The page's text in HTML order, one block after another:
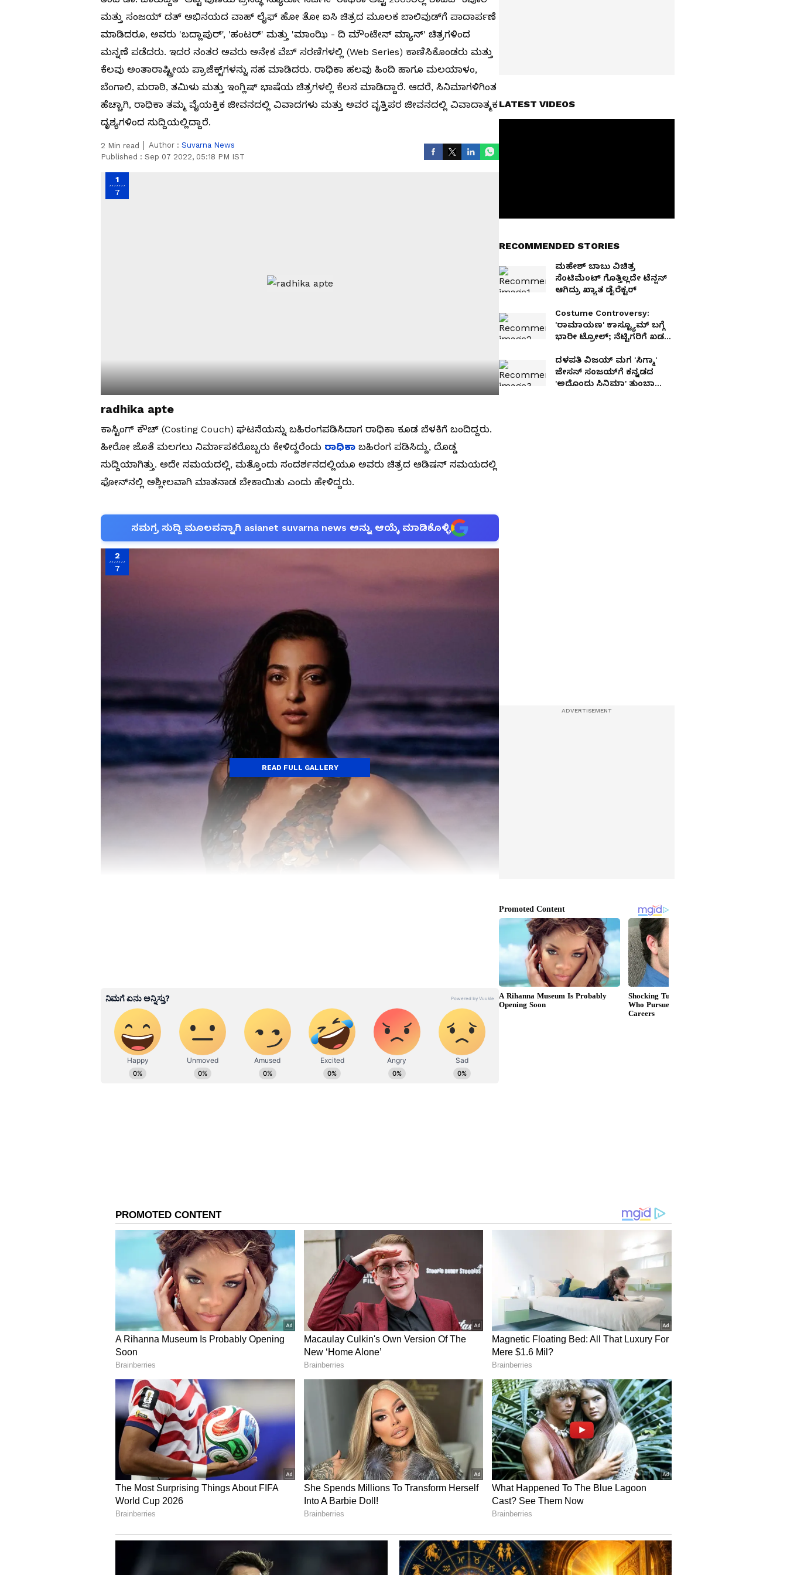
ಮತ್ತು ಸಂಜಯ್ ದತ್ ಅಭಿನಯದ ವಾಹ್ ಲೈಫ್ ಹೋ ತೋ ಐಸಿ ಚಿತ್ರದ ಮೂಲಕ ಬಾಲಿವುಡ್‌ಗೆ ಪಾದಾರ್ಪಣೆ
ಮಾಡಿದರೂ, ಅವರು 'ಬದ್ಲಾಪುರ್', 'ಹಂಟರ್' ಮತ್ತು 'ಮಾಂಝಿ - ದಿ ಮೌಂಟೇನ್ ಮ್ಯಾನ್' ಚಿತ್ರಗಳಿಂದ
ಮನ್ನಣೆ ಪಡೆದರು. ಇದರ ನಂತರ ಅವರು ಅನೇಕ ವೆಬ್ ಸರಣಿಗಳಲ್ಲಿ (Web Series) ಕಾಣಿಸಿಕೊಂಡರು ಮತ್ತು
ಕೆಲವು ಅಂತಾರಾಷ್ಟ್ರೀಯ ಪ್ರಾಜೆಕ್ಟ್‌ಗಳನ್ನು ಸಹ ಮಾಡಿದರು. ರಾಧಿಕಾ ಹಲವು ಹಿಂದಿ ಹಾಗೂ ಮಲಯಾಳಂ,
ಬೆಂಗಾಲಿ, ಮರಾಠಿ, ತಮಿಳು ಮತ್ತು ಇಂಗ್ಲಿಷ್ ಭಾಷೆಯ ಚಿತ್ರಗಳಲ್ಲಿ ಕೆಲಸ ಮಾಡಿದ್ದಾರೆ. ಆದರೆ, ಸಿನಿಮಾಗಳಿಗಿಂತ
ಹೆಚ್ಚಾಗಿ, ರಾಧಿಕಾ ತಮ್ಮ ವೈಯಕ್ತಿಕ ಜೀವನದಲ್ಲಿ ವಿವಾದಗಳು ಮತ್ತು ಅವರ ವೃತ್ತಿಪರ ಜೀವನದಲ್ಲಿ ವಿವಾದಾತ್ಮಕ
ದೃಶ್ಯಗಳಿಂದ ಸುದ್ದಿಯಲ್ಲಿದ್ದಾರೆ.
2 Min read Author : Suvarna News
Published : Sep 07 2022, 05:18 PM IST
1
7
radhika apte
ಕಾಸ್ಟಿಂಗ್ ಕೌಚ್ (Costing Couch) ಘಟನೆಯನ್ನು ಬಹಿರಂಗಪಡಿಸಿದಾಗ ರಾಧಿಕಾ ಕೂಡ ಬೆಳಕಿಗೆ ಬಂದಿದ್ದರು.
ಹೀರೋ ಜೊತೆ ಮಲಗಲು ನಿರ್ಮಾಪಕರೊಬ್ಬರು ಕೇಳಿದ್ದರೆಂದು ರಾಧಿಕಾ ಬಹಿರಂಗ ಪಡಿಸಿದ್ದು, ದೊಡ್ಡ
ಸುದ್ದಿಯಾಗಿತ್ತು. ಅದೇ ಸಮಯದಲ್ಲಿ, ಮತ್ತೊಂದು ಸಂದರ್ಶನದಲ್ಲಿಯೂ ಅವರು ಚಿತ್ರದ ಆಡಿಷನ್ ಸಮಯದಲ್ಲಿ
ಫೋನ್‌ನಲ್ಲಿ ಅಶ್ಲೀಲವಾಗಿ ಮಾತನಾಡ ಬೇಕಾಯಿತು ಎಂದು ಹೇಳಿದ್ದರು.
ಸಮಗ್ರ ಸುದ್ದಿ ಮೂಲವನ್ನಾಗಿ asianet suvarna news ಅನ್ನು ಆಯ್ಕೆ ಮಾಡಿಕೊಳ್ಳಿ
2
7
ಮತ್ತೊಂದು ಘಟನೆಯನ್ನು ಉಲ್ಲೇಖಿಸಿ, ರಾಧಿಕಾಅವರು ಚಿತ್ರೀಕರಣದ ಮೊದಲ ದಿನದ ಸೆಟ್‌ನಲ್ಲಿ ದಕ್ಷಿಣದ
ಪ್ರಸಿದ್ಧ ನಟರೊಬ್ಬರು ತಮ್ಮ ಪಾದಗಳನ್ನು ಮುದ್ದಿಸಿದ್ದಾರೆ ಎಂದು ಹೇಳಿದ್ದರು. ಈ ಕೃತ್ಯವನ್ನು ಕಂಡು ಶಾಕ್‌ ಆದ
3
2016 ರ 'ಪರ್ಚ್ಡ್' ಚಿತ್ರದಿಂದ ಆಕೆಯ ನಗ್ನ ದೃಶ್ಯ ಸೋರಿಕೆಯಾದಾಗ ಸಾಕಷ್ಟು ಗಲಾಟೆ ನಡೆದಿತ್ತು. ಇದಾದ ನಂತರ
ಆಕೆ ಟ್ರೋಲರ್‌ಗಳ ಕೆಂಗಣ್ಣಿಗೆ ಗುರಿಯಾದರು.ರಾಧಿಕಾ ಆಪ್ಟೆಅವರ ನ್ಯೂಡ್ ವಿಡಿಯೋ ಲೀಕ್ (Nude Video)
ಆದ ಘಟನೆ ಹಲವು ಬಾರಿ ನಡೆದಿದೆ. 2017 ರಲ್ಲಿ 'ಕ್ಲೀನ್ ಶೇವ್' (Clean Shave) ಚಿತ್ರದ ಶೂಟಿಂಗ್
ಸಮಯದಲ್ಲಿ, ಅವರ ವೀಡಿಯೊ ಕೂಡ ವೈರಲ್ ಆಗಿತ್ತು. ಮನೆಯಿಂದ ಹೊರ ಬರುವುದೇ ಕಷ್ಟವಾಗಿತ್ತು.
READ FULL GALLERY
LATEST VIDEOS
RECOMMENDED STORIES
ಮಹೇಶ್ ಬಾಬು ವಿಚಿತ್ರ
ಸೆಂಟಿಮೆಂಟ್ ಗೊತ್ತಿಲ್ಲದೇ ಟೆನ್ಷನ್
ಆಗಿದ್ರು ಖ್ಯಾತ ಡೈರೆಕ್ಟರ್
Costume Controversy:
'ರಾಮಾಯಣ' ಕಾಸ್ಟ್ಯೂಮ್‌ ಬಗ್ಗೆ
ಭಾರೀ ಟ್ರೋಲ್; ನೆಟ್ಟಿಗರಿಗೆ ಖಡಕ್‌
ದಳಪತಿ ವಿಜಯ್ ಮಗ 'ಸಿಗ್ಮಾ'
ಜೇಸನ್‌ ಸಂಜಯ್‌ಗೆ ಕನ್ನಡದ
'ಅದೊಂದು ಸಿನಿಮಾ' ತುಂಬಾ